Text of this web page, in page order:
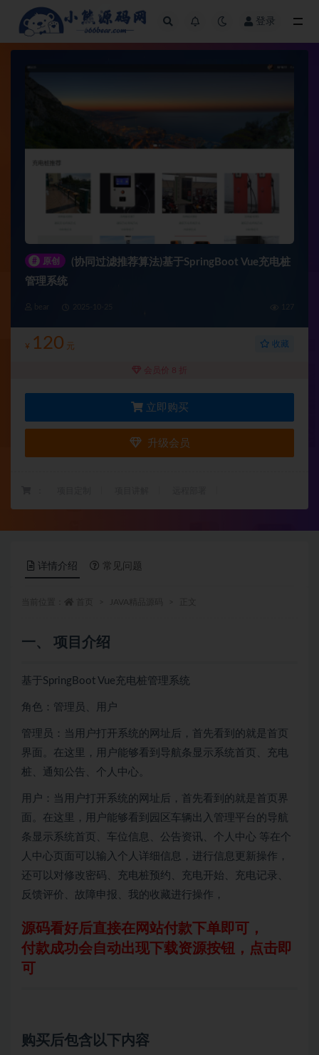
登录
# 原创
(协同过滤推荐算法)基于SpringBoot Vue充电桩
管理系统
¥ 120 元 收藏
会员价 8 折
立即购买
升级会员
详情介绍 常见问题
一、 项目介绍
基于SpringBoot Vue充电桩管理系统
角色：管理员、用户
管理员：当用户打开系统的网址后，首先看到的就是首页
界面。在这里，用户能够看到导航条显示系统首页、充电
桩、通知公告、个人中心。
用户：当用户打开系统的网址后，首先看到的就是首页界
面。在这里，用户能够看到园区车辆出入管理平台的导航
条显示系统首页、车位信息、公告资讯、个人中心 等在个
人中心页面可以输入个人详细信息，进行信息更新操作，
还可以对修改密码、充电桩预约、充电开始、充电记录、
反馈评价、故障申报、我的收藏进行操作，
源码看好后直接在网站付款下单即可，
付款成功会自动出现下载资源按钮，点击即
可
购买后包含以下内容